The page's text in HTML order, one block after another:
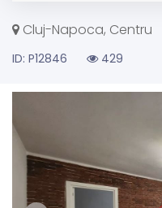
Cluj-Napoca, Centru
ID: P12846 429